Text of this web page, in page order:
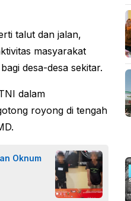
talut dan jalan,
masyarakat
desa-desa sekitar.
dalam
royong di tengah
Oknum